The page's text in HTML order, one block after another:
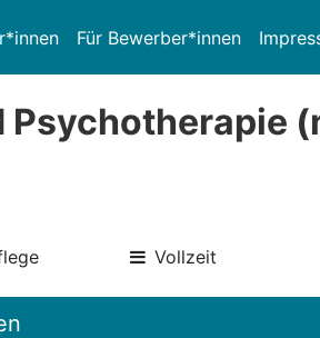
Für Bewerber*innen
Vollzeit